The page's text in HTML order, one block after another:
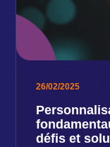
26/02/2025
défis et